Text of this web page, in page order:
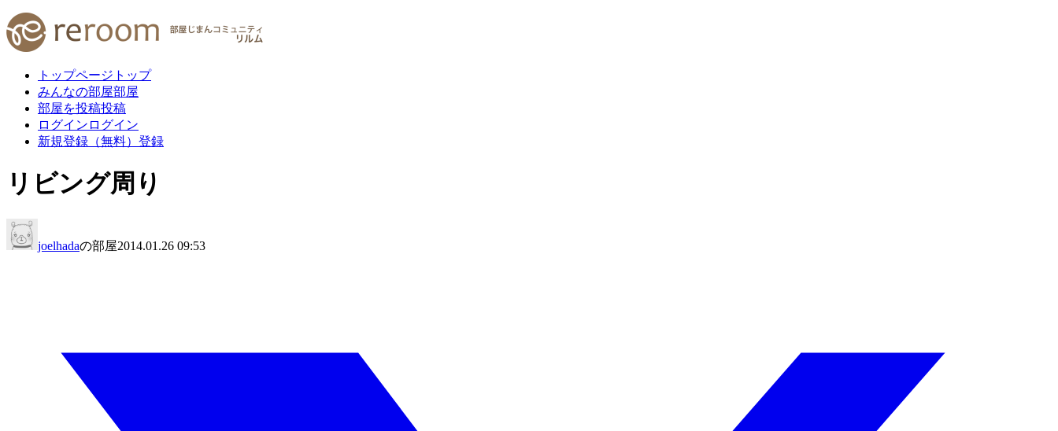
トップページ トップ
みんなの部屋部屋
部屋を投稿投稿
ログイン ログイン
新規登録（無料） 登録
リビング周り
joelhadaの部屋2014.01.26 09:53